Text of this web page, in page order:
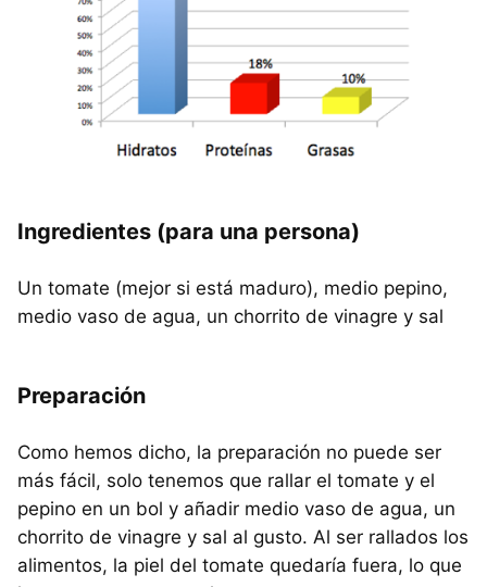
Ingredientes (para una persona)
Un tomate (mejor si está maduro), medio pepino,
medio vaso de agua, un chorrito de vinagre y sal
Preparación
Como hemos dicho, la preparación no puede ser
más fácil, solo tenemos que rallar el tomate y el
pepino en un bol y añadir medio vaso de agua, un
chorrito de vinagre y sal al gusto. Al ser rallados los
alimentos, la piel del tomate quedaría fuera, lo que